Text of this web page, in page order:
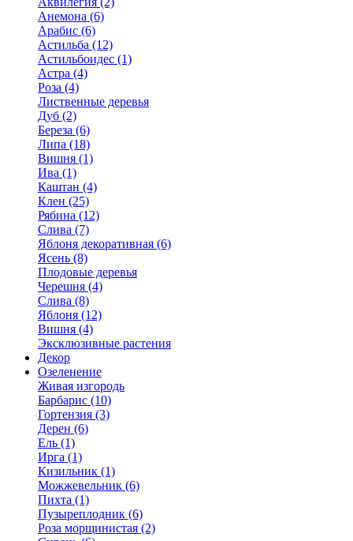
Анемона (6)
Арабис (6)
Астильба (12)
Астильбоидес (1)
Астра (4)
Роза (4)
Лиственные деревья
Дуб (2)
Береза (6)
Липа (18)
Вишня (1)
Ива (1)
Каштан (4)
Клен (25)
Рябина (12)
Слива (7)
Яблоня декоративная (6)
Ясень (8)
Плодовые деревья
Черешня (4)
Слива (8)
Яблоня (12)
Вишня (4)
Эксклюзивные растения
Декор
Озеленение
Живая изгородь
Барбарис (10)
Гортензия (3)
Дерен (6)
Ель (1)
Ирга (1)
Кизильник (1)
Можжевельник (6)
Пихта (1)
Пузыреплодник (6)
Роза морщинистая (2)